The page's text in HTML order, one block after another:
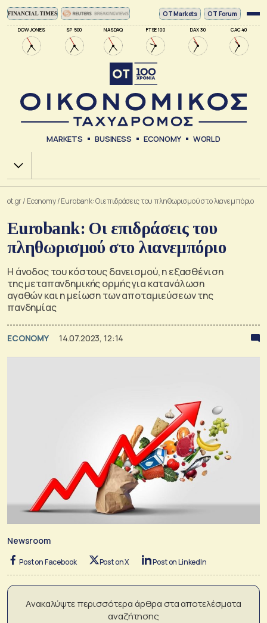
DOW JONES SP 500 NASDAQ FTSE 100 DAX 30 CAC 40
ΟΤ Markets OT Forum
MARKETS BUSINESS ECONOMY WORLD
Χ.Α.
ot.gr/ Economy/Eurobank: Οι επιδράσεις του πληθωρισμού στο λιανεμπόριο
Eurobank: Οι επιδράσεις του
πληθωρισμού στο λιανεμπόριο
Η άνοδος του κόστους δανεισμού, η εξασθένιση
της μεταπανδημικής ορμής για κατανάλωση
αγαθών και η μείωση των αποταμιεύσεων της
πανδημίας
ECONOMY 14.07.2023, 12:14
Newsroom
Post on Facebook Post on X Post on LinkedIn
Ανακαλύψτε περισσότερα άρθρα στα αποτελέσματα
αναζήτησης